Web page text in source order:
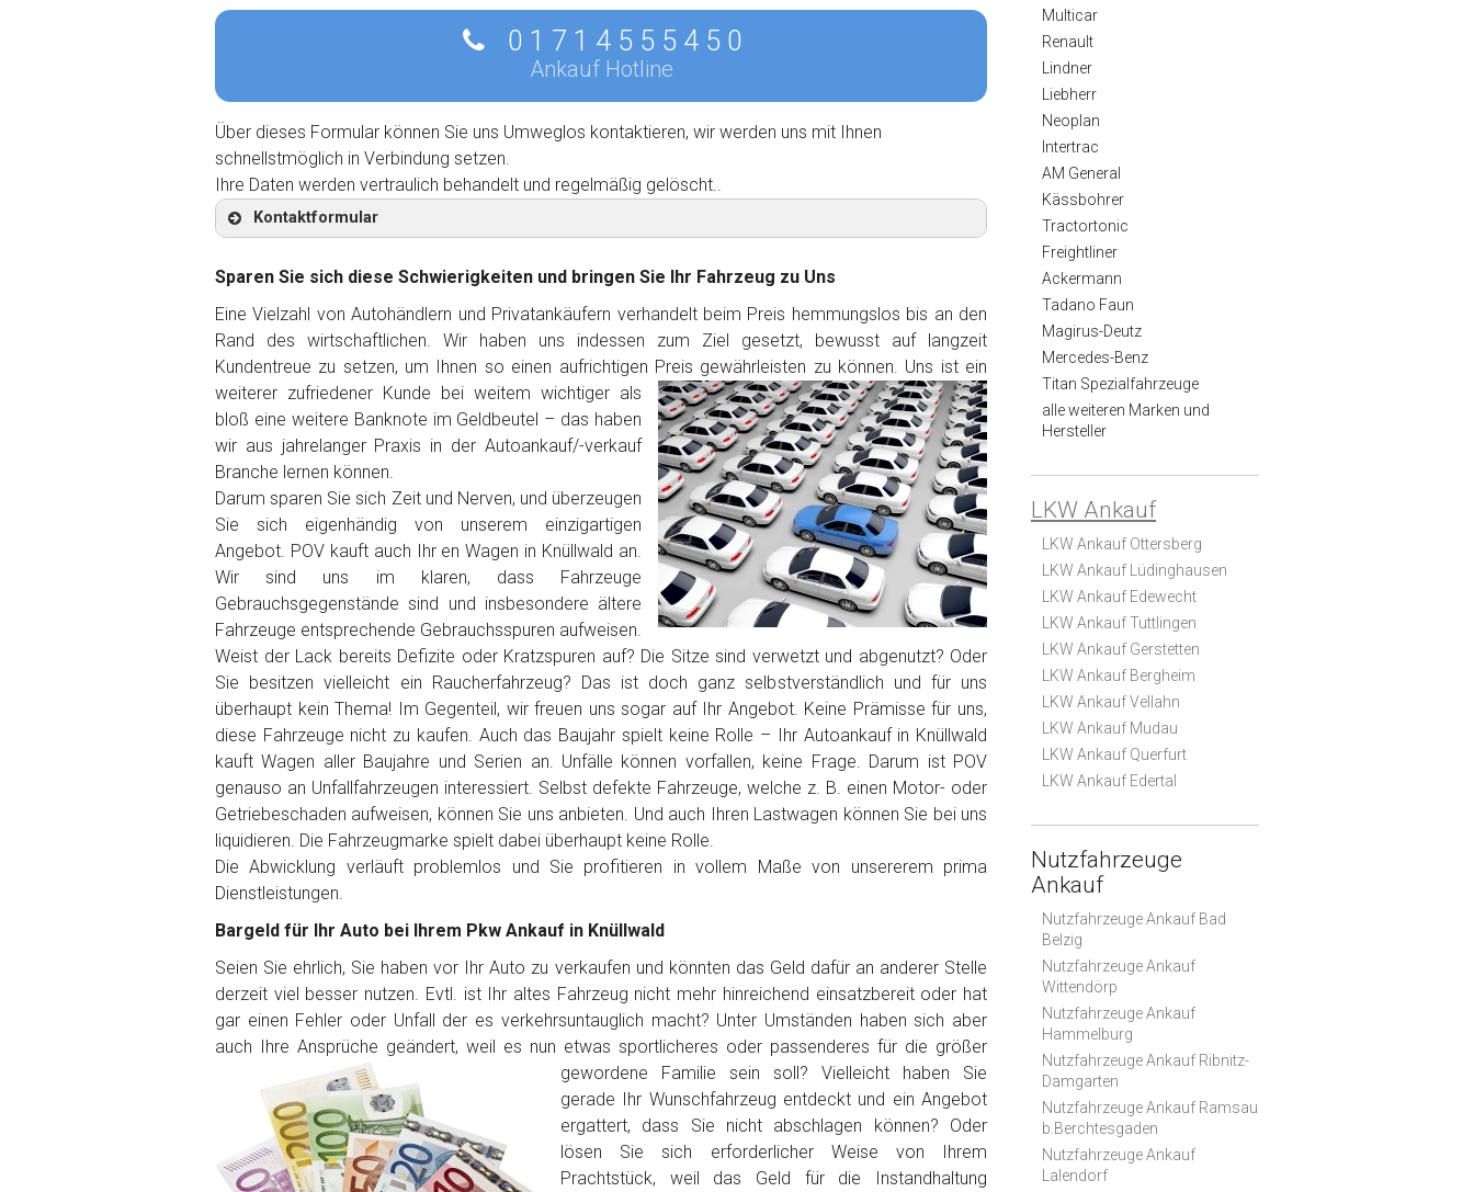
0 1 7 1 4 5 5 5 4 5 0
Ankauf Hotline
Über dieses Formular können Sie uns Umweglos kontaktieren, wir werden uns mit Ihnen
schnellstmöglich in Verbindung setzen.
Ihre Daten werden vertraulich behandelt und regelmäßig gelöscht..
Kontaktformular
Kontaktformular
Marke*
Model*
Baujahr
Getriebe
Bekannte Schäden
Kilometerstand
Preisvorstellung
Name*
Telefon*
Email
PLZ und Ort
Foto Nr. 1
Sparen Sie sich diese Schwierigkeiten und bringen Sie Ihr Fahrzeug zu Uns
Eine Vielzahl von Autohändlern und Privatankäufern verhandelt beim Preis hemmungslos bis an den
Rand des wirtschaftlichen. Wir haben uns indessen zum Ziel gesetzt, bewusst auf langzeit
Kundentreue zu setzen, um Ihnen so einen aufrichtigen Preis gewährleisten zu können. Uns ist ein
weiterer zufriedener Kunde
bei weitem wichtiger als
bloß eine weitere Banknote im Geldbeutel – das haben
wir aus jahrelanger Praxis in der Autoankauf/-verkauf
Branche lernen können.
Darum sparen Sie sich Zeit und Nerven, und überzeugen
Sie sich eigenhändig von unserem einzigartigen
Angebot. POV kauft auch Ihr en Wagen in Knüllwald an.
Wir sind uns im klaren, dass Fahrzeuge
Gebrauchsgegenstände sind und insbesondere ältere
Fahrzeuge entsprechende Gebrauchsspuren aufweisen.
Weist der Lack bereits Defizite oder Kratzspuren auf? Die Sitze sind verwetzt und abgenutzt? Oder
Sie besitzen vielleicht ein Raucherfahrzeug? Das ist doch ganz selbstverständlich und für uns
überhaupt kein Thema! Im Gegenteil, wir freuen uns sogar auf Ihr Angebot. Keine Prämisse für uns,
diese Fahrzeuge nicht zu kaufen. Auch das Baujahr spielt keine Rolle – Ihr Autoankauf in Knüllwald
kauft Wagen aller Baujahre und Serien an. Unfälle können vorfallen, keine Frage. Darum ist POV
genauso an Unfallfahrzeugen interessiert. Selbst defekte Fahrzeuge, welche z. B. einen Motor- oder
Getriebeschaden aufweisen, können Sie uns anbieten. Und auch Ihren Lastwagen können Sie bei uns
liquidieren. Die Fahrzeugmarke spielt dabei überhaupt keine Rolle.
Die Abwicklung verläuft problemlos und Sie profitieren in vollem Maße von unsererem prima
Dienstleistungen.
Bargeld für Ihr Auto bei Ihrem Pkw Ankauf in Knüllwald
Seien Sie ehrlich, Sie haben vor Ihr Auto zu verkaufen und könnten das Geld dafür an anderer Stelle
derzeit viel besser nutzen. Evtl. ist Ihr altes Fahrzeug nicht mehr hinreichend einsatzbereit oder hat
gar einen Fehler oder Unfall der es verkehrsuntauglich macht? Unter Umständen haben sich aber
auch Ihre Ansprüche geändert, weil es nun etwas sportlicheres oder passenderes für die größer
gewordene Familie sein soll? Vielleicht haben Sie
gerade Ihr Wunschfahrzeug entdeckt und ein Angebot
ergattert, dass Sie nicht abschlagen können? Oder
lösen Sie sich erforderlicher Weise von Ihrem
Prachtstück, weil das Geld für die Instandhaltung
Multicar
Renault
Lindner
Liebherr
Neoplan
Intertrac
AM General
Kässbohrer
Tractortonic
Freightliner
Ackermann
Tadano Faun
Magirus-Deutz
Mercedes-Benz
Titan Spezialfahrzeuge
alle weiteren Marken und
Hersteller
LKW Ankauf
LKW Ankauf Ottersberg
LKW Ankauf Lüdinghausen
LKW Ankauf Edewecht
LKW Ankauf Tuttlingen
LKW Ankauf Gerstetten
LKW Ankauf Bergheim
LKW Ankauf Vellahn
LKW Ankauf Mudau
LKW Ankauf Querfurt
LKW Ankauf Edertal
Nutzfahrzeuge
Ankauf
Nutzfahrzeuge Ankauf Bad
Belzig
Nutzfahrzeuge Ankauf
Wittendörp
Nutzfahrzeuge Ankauf
Hammelburg
Nutzfahrzeuge Ankauf Ribnitz-
Damgarten
Nutzfahrzeuge Ankauf Ramsau
b.Berchtesgaden
Nutzfahrzeuge Ankauf
Lalendorf